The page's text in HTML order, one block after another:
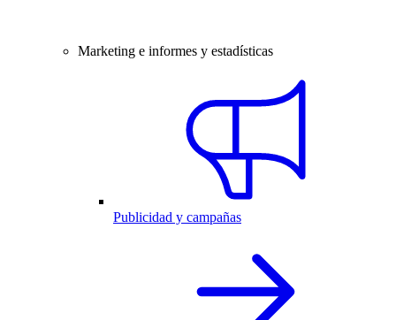
Marketing e informes y estadísticas
Publicidad y campañas